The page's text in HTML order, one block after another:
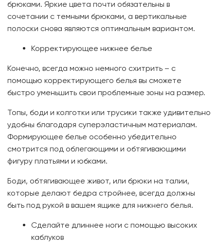
брюками. Яркие цвета почти обязательны в
сочетании с темными брюками, а вертикальные
полоски снова являются оптимальным вариантом.
Корректирующее нижнее белье
Конечно, всегда можно немного схитрить – с
помощью корректирующего белья вы сможете
быстро уменьшить свои проблемные зоны на размер.
Топы, боди и колготки или трусики также удивительно
удобны благодаря суперэластичным материалам.
Формирующее белье особенно убедительно
смотрится под облегающими и обтягивающими
фигуру платьями и юбками.
Боди, обтягивающее живот, или брюки на талии,
которые делают бедра стройнее, всегда должны
быть под рукой в ​​вашем ящике для нижнего белья.
Сделайте длиннее ноги с помощью высоких
каблуков